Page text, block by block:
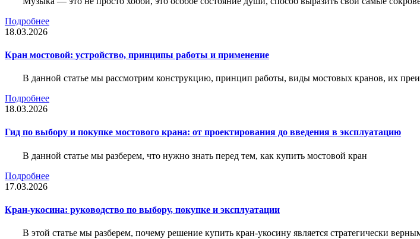
Подробнее
18.03.2026
Кран мостовой: устройство, принципы работы и применение
В данной статье мы рассмотрим конструкцию, принцип работы, виды мостовых кранов, их
Подробнее
18.03.2026
Гид по выбору и покупке мостового крана: от проектирования до введения в эксплуатацию
В данной статье мы разберем, что нужно знать перед тем, как купить мостовой кран
Подробнее
17.03.2026
Кран-укосина: руководство по выбору, покупке и эксплуатации
В этой статье мы разберем, почему решение купить кран-укосину является стратегически